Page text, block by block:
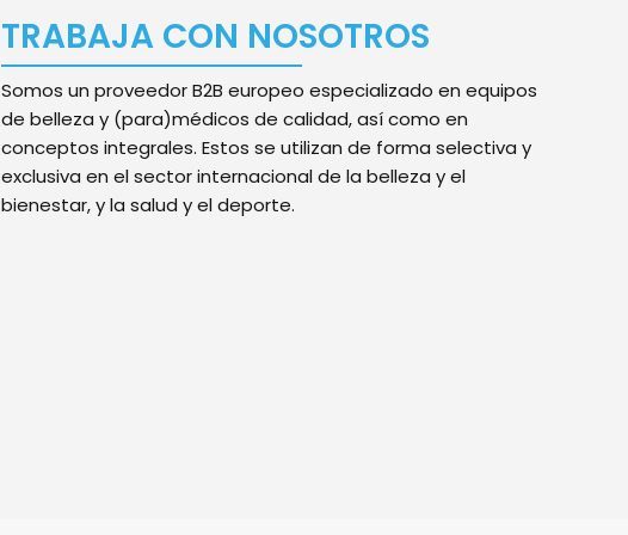
TRABAJA CON NOSOTROS
Somos un proveedor B2B europeo especializado en equipos
de belleza y (para)médicos de calidad, así como en
conceptos integrales. Estos se utilizan de forma selectiva y
exclusiva en el sector internacional de la belleza y el
bienestar, y la salud y el deporte.